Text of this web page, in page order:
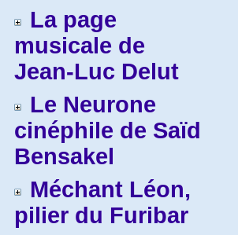
La page
musicale de
Jean-Luc Delut
Le Neurone
cinéphile de Saïd
Bensakel
Méchant Léon,
pilier du Furibar